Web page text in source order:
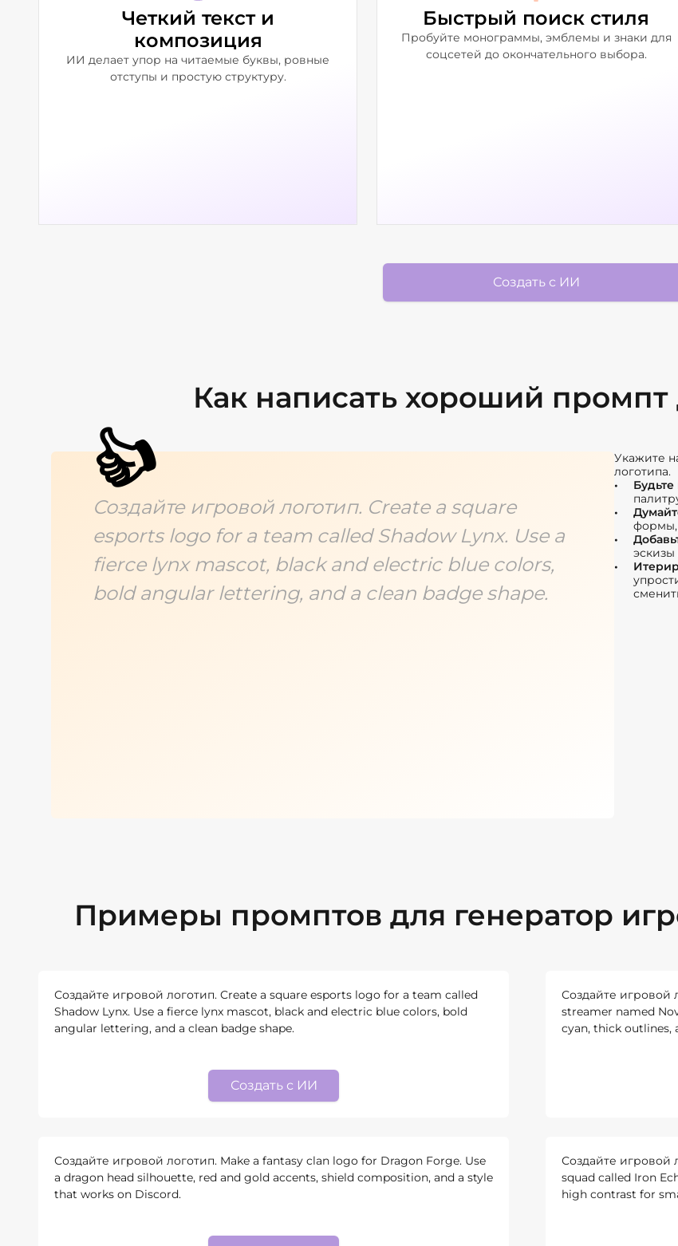
Четкий текст и
композиция
ИИ делает упор на читаемые буквы, ровные
отступы и простую структуру.
Быстрый поиск стиля
Пробуйте монограммы, эмблемы и знаки для
соцсетей до окончательного выбора.
Создать с ИИ
Как написать хороший промпт
Создайте игровой логотип. Create a square
esports logo for a team called Shadow Lynx. Use a
fierce lynx mascot, black and electric blue colors,
bold angular lettering, and a clean badge shape.
👍
Укажите
логотипа.
формы,
Примеры промптов для генератор
Создайте игровой логотип. Create a square esports logo for a team called
Shadow Lynx. Use a fierce lynx mascot, black and electric blue colors, bold
angular lettering, and a clean badge shape.
Создать с ИИ
Создайте игровой
streamer named
cyan, thick outlines,
Создайте игровой логотип. Make a fantasy clan logo for Dragon Forge. Use
a dragon head silhouette, red and gold accents, shield composition, and a style
that works on Discord.
Создайте игровой
squad called Iron
high contrast for